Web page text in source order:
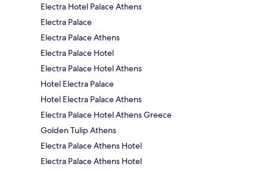
Electra Hotel Palace Athens
Electra Palace
Electra Palace Athens
Electra Palace Hotel
Electra Palace Hotel Athens
Hotel Electra Palace
Hotel Electra Palace Athens
Electra Palace Hotel Athens Greece
Golden Tulip Athens
Electra Palace Athens Hotel
Electra Palace Athens Hotel